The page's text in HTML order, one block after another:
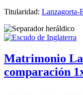
Titularidad: Lanzagorta-
Matrimonio
comparación